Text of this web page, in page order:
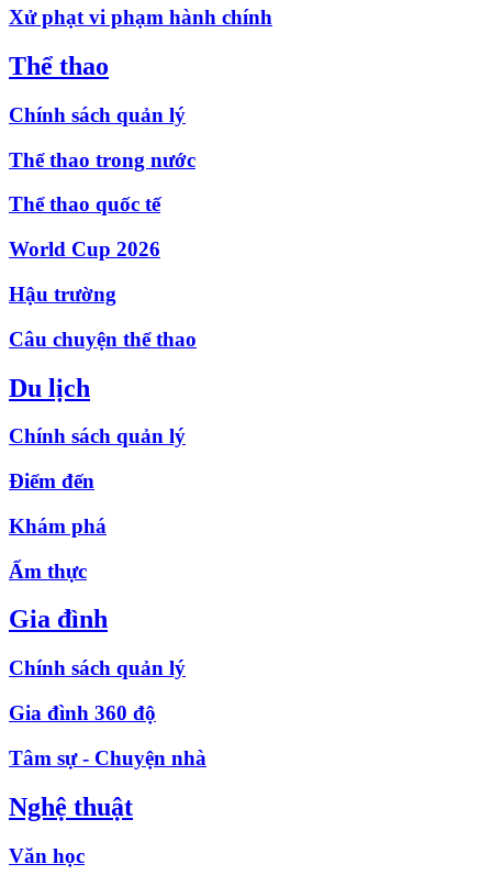
Xử phạt vi phạm hành chính
Thể thao
Chính sách quản lý
Thể thao trong nước
Thể thao quốc tế
World Cup 2026
Hậu trường
Câu chuyện thể thao
Du lịch
Chính sách quản lý
Điểm đến
Khám phá
Ẩm thực
Gia đình
Chính sách quản lý
Gia đình 360 độ
Tâm sự - Chuyện nhà
Nghệ thuật
Văn học